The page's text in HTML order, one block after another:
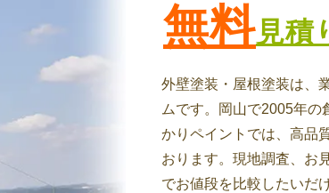
無料見積
外壁塗装・屋根塗装は、
ムです。岡山で2005年
かりペイントでは、高品
おります。現地調査、お
でお値段を比較したいだ